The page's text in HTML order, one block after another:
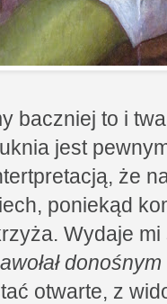
baczniej to i
jest
że
poniekąd
Wydaje
otwarte, z